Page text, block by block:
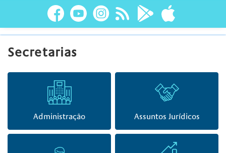
Secretarias
Administração Assuntos Jurídicos